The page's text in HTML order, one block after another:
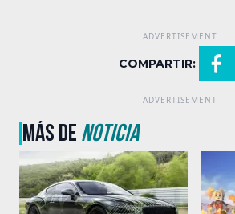
COMPARTIR:
MÁS DENOTICIA